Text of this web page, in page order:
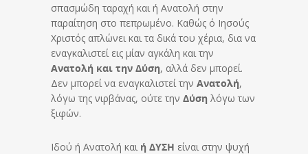
σπασμώδη ταραχή και ή Ανατολή στην
παραίτηση στο πεπρωμένο. Καθώς ό Ιησούς
Χριστός απλώνει και τα δικά του χέρια, δια να
εναγκαλιστεί εις μίαν αγκάλη και την
Ανατολή και την Δύση, αλλά δεν μπορεί.
Δεν μπορεί να εναγκαλιστεί την Ανατολή,
λόγω της νιρβάνας, ούτε την Δύση λόγω των
ξιφών.
Ιδού ή Ανατολή και ή ΔΥΣΗ είναι στην ψυχή